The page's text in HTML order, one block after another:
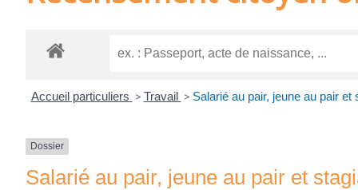
Accueil particuliers > Travail > Salarié au pair, jeune au pair
Dossier
Salarié au pair, jeune au pair et